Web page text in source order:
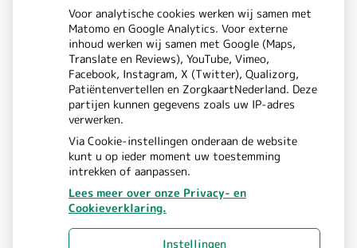
Bezoek
onze
Instagram
pagina
Uw Zorg Online
Voor analytische cookies werken wij samen met
Matomo en Google Analytics. Voor externe
inhoud werken wij samen met Google (Maps,
Translate en Reviews), YouTube, Vimeo,
Facebook, Instagram, X (Twitter), Qualizorg,
Patiëntenvertellen en ZorgkaartNederland. Deze
partijen kunnen gegevens zoals uw IP-adres
verwerken.
Via Cookie-instellingen onderaan de website
kunt u op ieder moment uw toestemming
intrekken of aanpassen.
Lees meer over onze Privacy- en
Cookieverklaring.
Instellingen